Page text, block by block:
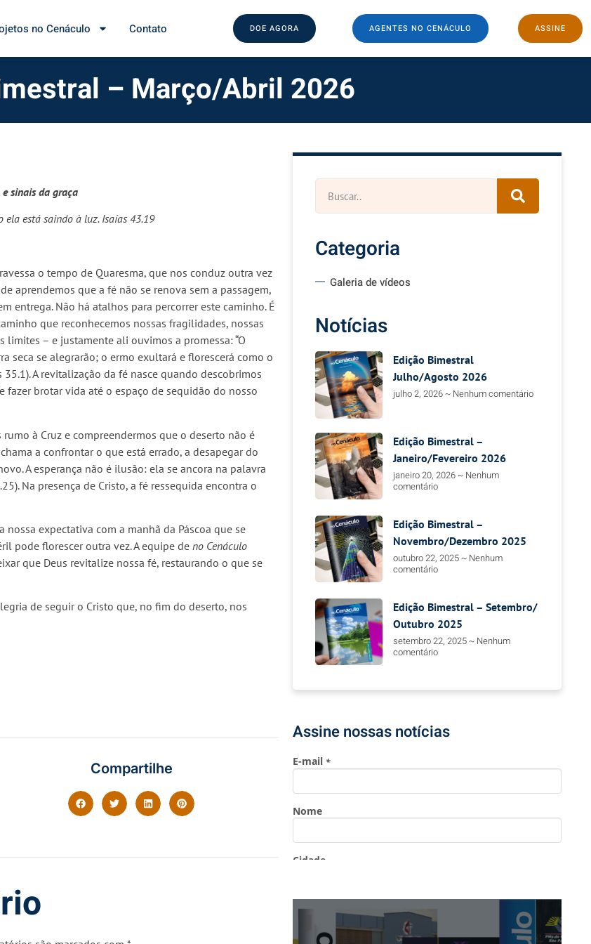
no Cenáculo Contato DOE AGORA AGENTES NO CENÁCULO ASSINE
– Março/Abril 2026
sinais da graça
ela está saindo à luz. Isaías 43.19
o tempo de Quaresma, que nos conduz outra vez
aprendemos que a fé não se renova sem a passagem,
entrega. Não há atalhos para percorrer este caminho. É
que reconhecemos nossas fragilidades, nossas
limites – e justamente ali ouvimos a promessa: “O
seca se alegrarão; o ermo exultará e florescerá como o
35.1). A revitalização da fé nasce quando descobrimos
fazer brotar vida até o espaço de sequidão do nosso
à Cruz e compreendermos que o deserto não é
a confrontar o que está errado, a desapegar do
A esperança não é ilusão: ela se ancora na palavra
Na presença de Cristo, a fé ressequida encontra o
nossa expectativa com a manhã da Páscoa que se
pode florescer outra vez. A equipe de no Cenáculo
que Deus revitalize nossa fé, restaurando o que se
de seguir o Cristo que, no fim do deserto, nos
Compartilhe
Categoria
Galeria de vídeos
Notícias
Edição Bimestral
Julho/Agosto 2026
julho 2, 2026 Nenhum comentário
Edição Bimestral –
Janeiro/Fevereiro 2026
janeiro 20, 2026 Nenhum
comentário
Edição Bimestral –
Novembro/Dezembro 2025
outubro 22, 2025 Nenhum
comentário
Edição Bimestral – Setembro/
Outubro 2025
setembro 22, 2025 Nenhum
comentário
Assine nossas notícias